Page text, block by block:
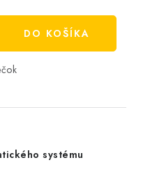
DO KOŠÍKA
systému